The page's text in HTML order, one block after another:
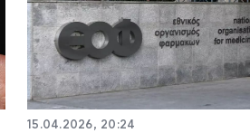
15.04.2026, 20:24